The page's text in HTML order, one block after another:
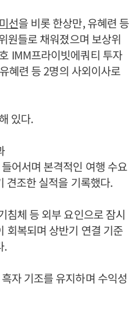
선을 비롯 한상만, 유혜련 등
원들로 채워졌으며 보상위
IMM프라이빗에쿼티 투자
혜련 등 2명의 사외이사로
있다.
어서며 본격적인 여행 수요
견조한 실적을 기록했다.
침체 등 외부 요인으로 잠시
회복되며 상반기 연결 기준
.
자 기조를 유지하며 수익성